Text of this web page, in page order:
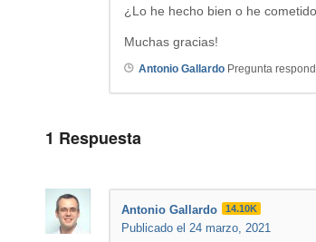
¿Lo he hecho bien o he
Muchas gracias!
Antonio Gallardo Pregunta
1 Respuesta
Antonio Gallardo 14.10K
Publicado el 24 marzo, 2021